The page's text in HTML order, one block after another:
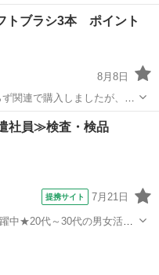
お願いしま
トブラシ3本 ポイント
8月8日
関連で購入しましたが、使
社員≫検査・検品
提携サイト 7月21日
中★20代～30代の男女活躍